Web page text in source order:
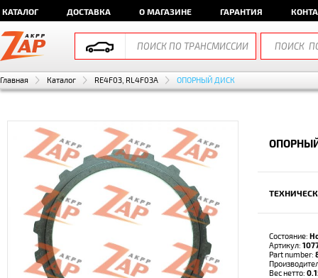
КАТАЛОГ ДОСТАВКА О МАГАЗИНЕ ГАРАНТИЯ
Главная Каталог RE4F03, RL4F03A ОПОРНЫЙ ДИСК
ОПОРНЫЙ
Состояние:
Артикул:
Part number:
Вес нетто: